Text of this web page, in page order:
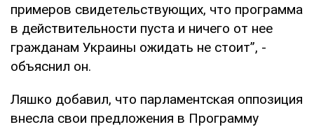
примеров свидетельствующих, что программа
в действительности пуста и ничего от нее
гражданам Украины ожидать не стоит”, -
объяснил он.
Ляшко добавил, что парламентская оппозиция
внесла свои предложения в Программу